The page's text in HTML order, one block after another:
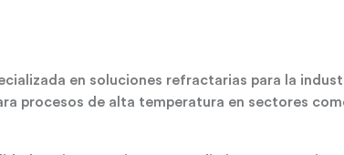
en soluciones refractarias para la
procesos de alta temperatura en sectores